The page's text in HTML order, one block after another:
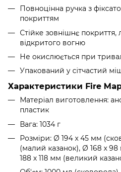
Повноцінна ручка з
покриттям
Стійке зовнішнє покриття,
відкритого вогню
Не окислюється при
Упакований у сітчастий
Характеристики Fire
Матеріал виготовлення:
пластик
Вага: 1034 г
Розміри: Ø 194 x 45 мм
(малий казанок), Ø 168 x
188 x 118 мм (великий